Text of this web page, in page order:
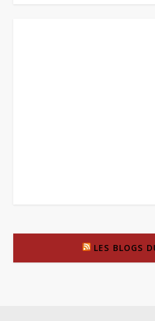
LES BLOGS